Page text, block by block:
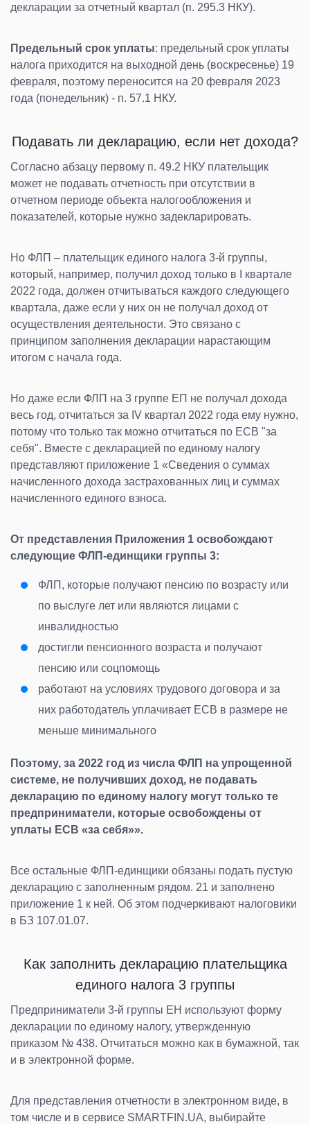
декларации за отчетный квартал (п. 295.3 НКУ).
Предельный срок уплаты: предельный срок уплаты
налога приходится на выходной день (воскресенье) 19
февраля, поэтому переносится на 20 февраля 2023
года (понедельник) - п. 57.1 НКУ.
Подавать ли декларацию, если нет дохода?
Согласно абзацу первому п. 49.2 НКУ плательщик
может не подавать отчетность при отсутствии в
отчетном периоде объекта налогообложения и
показателей, которые нужно задекларировать.
Но ФЛП – плательщик единого налога 3-й группы,
который, например, получил доход только в I квартале
2022 года, должен отчитываться каждого следующего
квартала, даже если у них он не получал доход от
осуществления деятельности. Это связано с
принципом заполнения декларации нарастающим
итогом с начала года.
Но даже если ФЛП на 3 группе ЕП не получал дохода
весь год, отчитаться за IV квартал 2022 года ему нужно,
потому что только так можно отчитаться по ЕСВ "за
себя". Вместе с декларацией по единому налогу
представляют приложение 1 «Сведения о суммах
начисленного дохода застрахованных лиц и суммах
начисленного единого взноса.
От представления Приложения 1 освобождают
следующие ФЛП-единщики группы 3:
ФЛП, которые получают пенсию по возрасту или
по выслуге лет или являются лицами с
инвалидностью
достигли пенсионного возраста и получают
пенсию или соцпомощь
работают на условиях трудового договора и за
них работодатель уплачивает ЕСВ в размере не
меньше минимального
Поэтому, за 2022 год из числа ФЛП на упрощенной
системе, не получивших доход, не подавать
декларацию по единому налогу могут только те
предприниматели, которые освобождены от
уплаты ЕСВ «за себя»».
Все остальные ФЛП-единщики обязаны подать пустую
декларацию с заполненным рядом. 21 и заполнено
приложение 1 к ней. Об этом подчеркивают налоговики
в БЗ 107.01.07.
Как заполнить декларацию плательщика
единого налога 3 группы
Предприниматели 3-й группы ЕН используют форму
декларации по единому налогу, утвержденную
приказом № 438. Отчитаться можно как в бумажной, так
и в электронной форме.
Для представления отчетности в электронном виде, в
том числе и в сервисе SMARTFIN.UA, выбирайте